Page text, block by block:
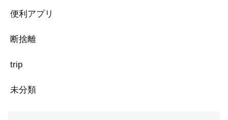
便利アプリ
断捨離
trip
未分類